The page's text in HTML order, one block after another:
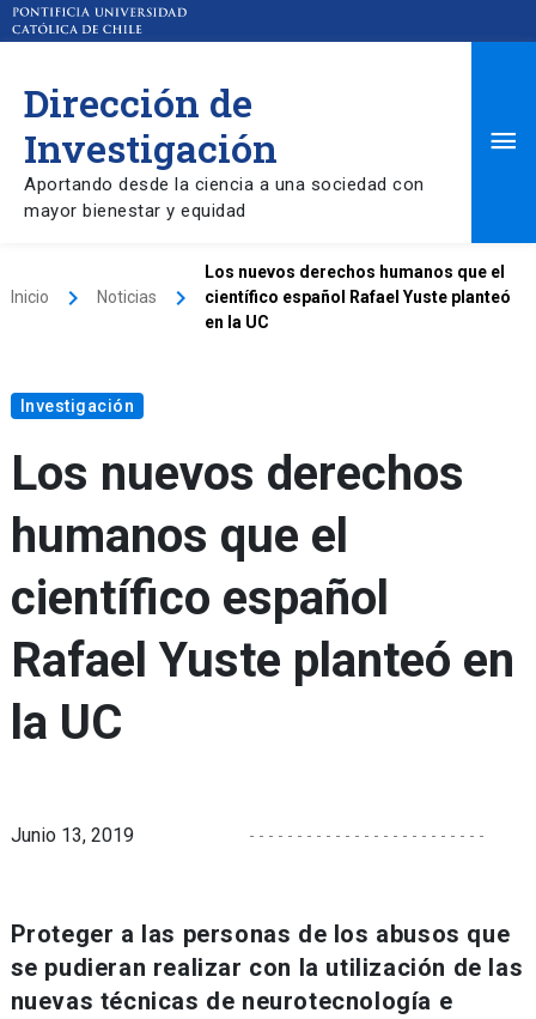
Dirección de
Investigación
Aportando desde la ciencia a una sociedad con
mayor bienestar y equidad
Inicio keyboard_arrow_right Noticias keyboard_arrow_right
Los nuevos derechos humanos que el
científico español Rafael Yuste planteó
en la UC
Investigación
Los nuevos derechos
humanos que el
científico español
Rafael Yuste planteó en
la UC
Junio 13, 2019
Proteger a las personas de los abusos que
se pudieran realizar con la utilización de las
nuevas técnicas de neurotecnología e